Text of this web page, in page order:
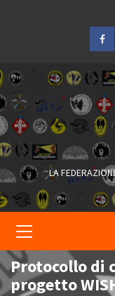
LA
Menu
Protocollo di
progetto